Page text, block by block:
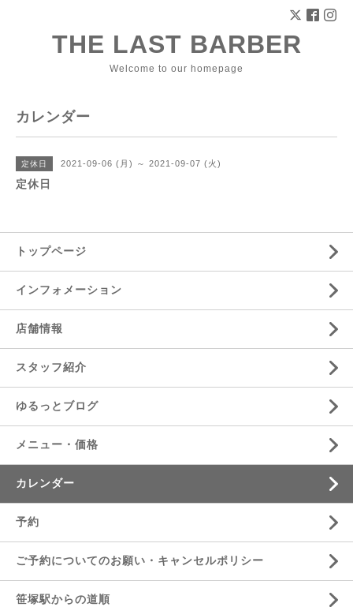
THE LAST BARBER
Welcome to our homepage
カレンダー
定休日 2021-09-06 (月) ～ 2021-09-07 (火)
定休日
トップページ
インフォメーション
店舗情報
スタッフ紹介
ゆるっとブログ
メニュー・価格
カレンダー
予約
ご予約についてのお願い・キャンセルポリシー
笹塚駅からの道順